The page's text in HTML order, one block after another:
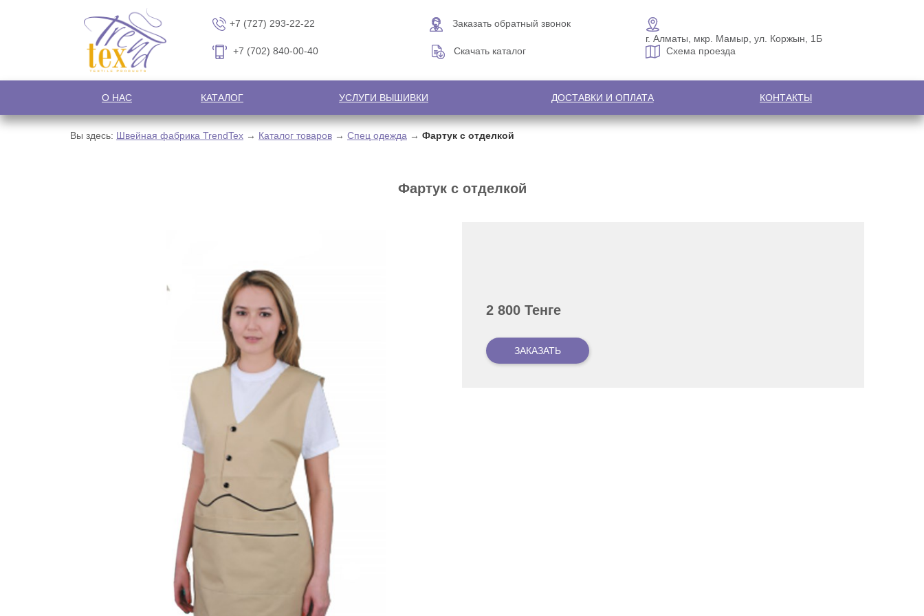
+7 (727) 293-22-22
Заказать обратный звонок
г. Алматы, мкр. Мамыр, ул. Коржын, 1Б
+7 (702) 840-00-40
Скачать каталог Схема проезда
О НАС КАТАЛОГ УСЛУГИ ВЫШИВКИ ДОСТАВКИ И ОПЛАТА КОНТАКТЫ
Вы здесь: Швейная фабрика TrendTex → Каталог товаров → Спец одежда → Фартук с отделкой
Фартук с отделкой
2 800 Тенге